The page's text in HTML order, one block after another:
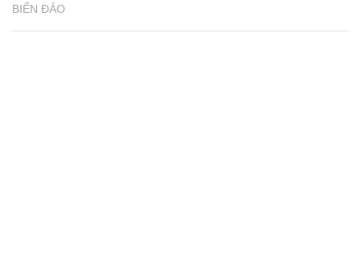
BIỂN ĐẢO